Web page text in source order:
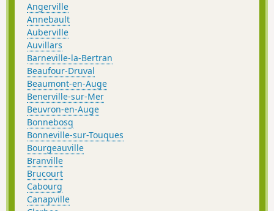
Angerville
Annebault
Auberville
Auvillars
Barneville-la-Bertran
Beaufour-Druval
Beaumont-en-Auge
Benerville-sur-Mer
Beuvron-en-Auge
Bonnebosq
Bonneville-sur-Touques
Bourgeauville
Branville
Brucourt
Cabourg
Canapville